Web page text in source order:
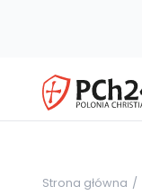
Strona główna